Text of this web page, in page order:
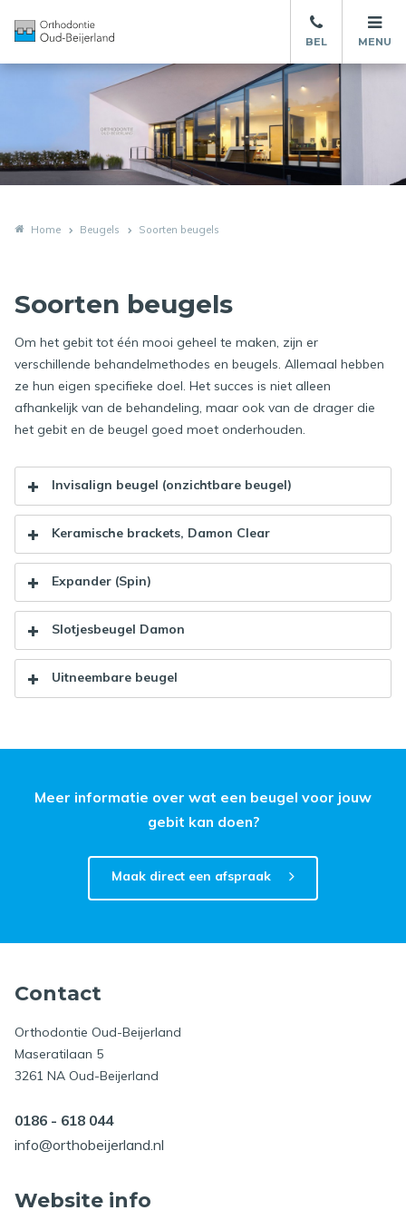
BEL MENU
Home Beugels Soorten beugels
Soorten beugels
Om het gebit tot één mooi geheel te maken, zijn er
verschillende behandelmethodes en beugels. Allemaal hebben
ze hun eigen specifieke doel. Het succes is niet alleen
afhankelijk van de behandeling, maar ook van de drager die
het gebit en de beugel goed moet onderhouden.
Invisalign beugel (onzichtbare beugel)
Keramische brackets, Damon Clear
Expander (Spin)
Slotjesbeugel Damon
Uitneembare beugel
Meer informatie over wat een beugel voor jouw
gebit kan doen?
Maak direct een afspraak
Contact
Orthodontie Oud-Beijerland
Maseratilaan 5
3261 NA Oud-Beijerland
0186 - 618 044
info@orthobeijerland.nl
Website info